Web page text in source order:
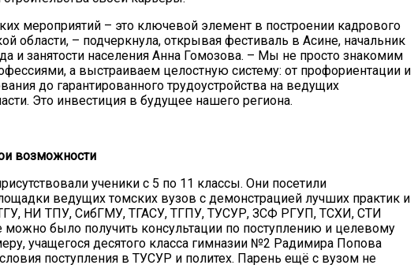
мероприятий – это ключевой элемент в построении кадрового
области, – подчеркнула, открывая фестиваль в Асине, начальник
и занятости населения Анна Гомозова. – Мы не просто знакомим
а выстраиваем целостную систему: от профориентации и
до гарантированного трудоустройства на ведущих
Это инвестиция в будущее нашего региона.
возможности
ученики с 5 по 11 классы. Они посетили
ведущих томских вузов с демонстрацией лучших практик и
НИ ТПУ, СибГМУ, ТГАСУ, ТГПУ, ТУСУР, ЗСФ РГУП, ТСХИ, СТИ
было получить консультации по поступлению и целевому
учащегося десятого класса гимназии №2 Радимира Попова
поступления в ТУСУР и политех. Парень ещё с вузом не